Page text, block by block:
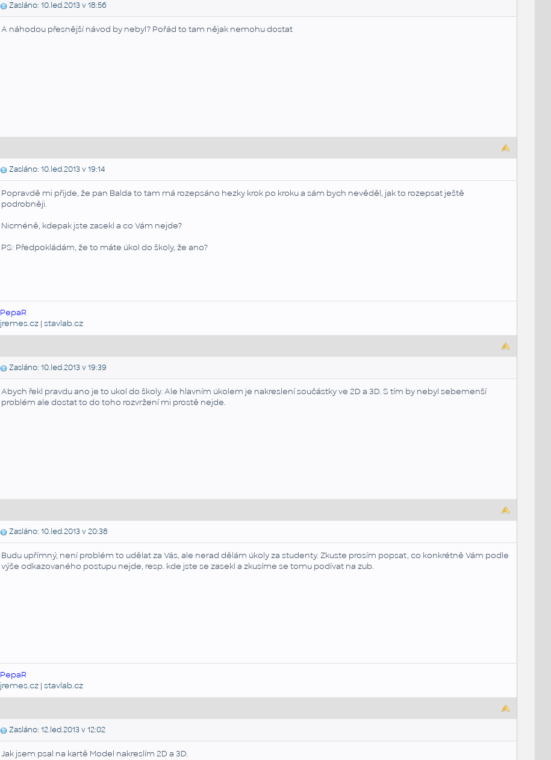
Zasláno: 10.led.2013 v 18:56
A náhodou přesnější návod by nebyl? Pořád to tam nějak nemohu dostat
Zasláno: 10.led.2013 v 19:14
Popravdě mi přijde, že pan Balda to tam má rozepsáno hezky krok po kroku a sám bych nevěděl, jak to rozepsat ještě
podrobněji.
Nicméně, kdepak jste zasekl a co Vám nejde?
PS: Předpokládám, že to máte úkol do školy, že ano?
PepaR
jremes.cz| stavlab.cz
Zasláno: 10.led.2013 v 19:39
Abych řekl pravdu ano je to ukol do školy. Ale hlavním úkolem je nakreslení součástky ve 2D a 3D. S tím by nebyl sebemenší
problém ale dostat to do toho rozvržení mi prostě nejde.
Zasláno: 10.led.2013 v 20:38
Budu upřímný, není problém to udělat za Vás, ale nerad dělám úkoly za studenty. Zkuste prosím popsat, co konkrétně Vám podle
výše odkazovaného postupu nejde, resp. kde jste se zasekl a zkusíme se tomu podívat na zub.
PepaR
jremes.cz| stavlab.cz
Zasláno: 12.led.2013 v 12:02
Jak jsem psal na kartě Model nakreslím 2D a 3D.